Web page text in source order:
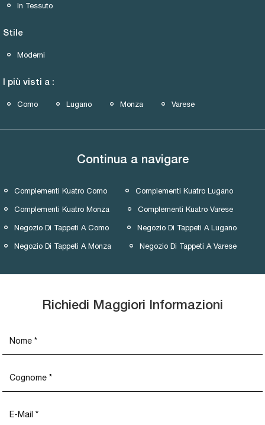
In Tessuto
Stile
Moderni
I più visti a :
Como Lugano Monza Varese
Continua a navigare
Complementi Kuatro Como Complementi Kuatro Lugano
Complementi Kuatro Monza Complementi Kuatro Varese
Negozio Di Tappeti A Como Negozio Di Tappeti A Lugano
Negozio Di Tappeti A Monza Negozio Di Tappeti A Varese
Richiedi Maggiori Informazioni